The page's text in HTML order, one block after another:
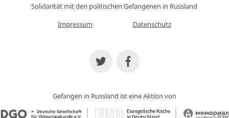
Solidarität mit den politischen Gefangenen in Russland
Impressum
Datenschutz
Gefangen in Russland ist eine Aktion von